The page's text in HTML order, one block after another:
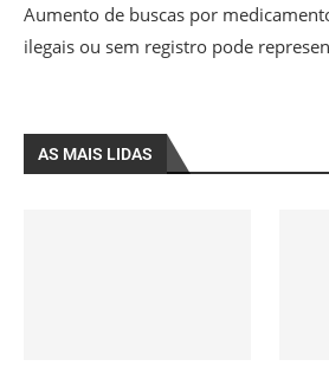
Aumento de buscas por
ilegais ou sem registro pode
AS MAIS LIDAS